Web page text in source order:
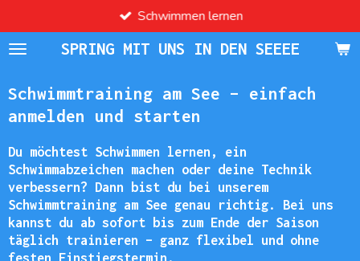
Hauptinhalt
springenSPRING MIT UNS IN DEN SEEEE
Schwimmen lernen
Schwimmtraining am See – einfach
anmelden und starten
Du möchtest Schwimmen lernen, ein
Schwimmabzeichen machen oder deine Technik
verbessern? Dann bist du bei unserem
Schwimmtraining am See genau richtig. Bei uns
kannst du ab sofort bis zum Ende der Saison
täglich trainieren – ganz flexibel und ohne
festen Einstiegstermin.